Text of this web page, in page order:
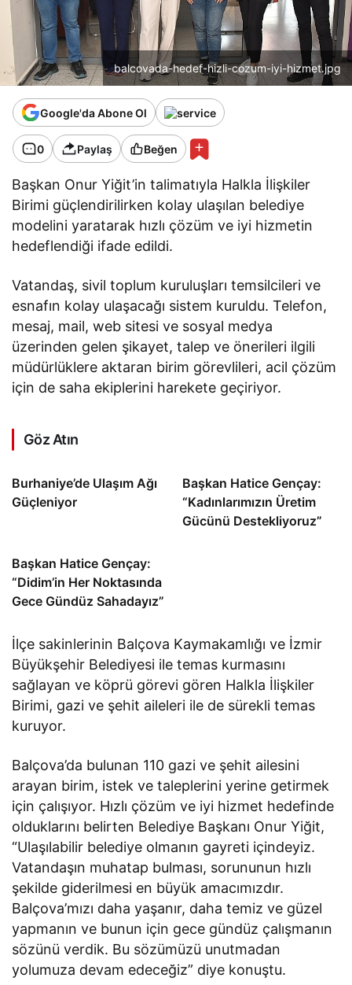
balcovada-hedef-hizli-cozum-iyi-hizmet.jpg
Google'da Abone Ol
0 Paylaş Beğen
Başkan Onur Yiğit’in talimatıyla Halkla İlişkiler
Birimi güçlendirilirken kolay ulaşılan belediye
modelini yaratarak hızlı çözüm ve iyi hizmetin
hedeflendiği ifade edildi.
Vatandaş, sivil toplum kuruluşları temsilcileri ve
esnafın kolay ulaşacağı sistem kuruldu. Telefon,
mesaj, mail, web sitesi ve sosyal medya
üzerinden gelen şikayet, talep ve önerileri ilgili
müdürlüklere aktaran birim görevlileri, acil çözüm
için de saha ekiplerini harekete geçiriyor.
Göz Atın
Burhaniye’de Ulaşım Ağı
Güçleniyor
Başkan Hatice Gençay:
“Kadınlarımızın Üretim
Gücünü Destekliyoruz”
Başkan Hatice Gençay:
“Didim’in Her Noktasında
Gece Gündüz Sahadayız”
İlçe sakinlerinin Balçova Kaymakamlığı ve İzmir
Büyükşehir Belediyesi ile temas kurmasını
sağlayan ve köprü görevi gören Halkla İlişkiler
Birimi, gazi ve şehit aileleri ile de sürekli temas
kuruyor.
Balçova’da bulunan 110 gazi ve şehit ailesini
arayan birim, istek ve taleplerini yerine getirmek
için çalışıyor. Hızlı çözüm ve iyi hizmet hedefinde
olduklarını belirten Belediye Başkanı Onur Yiğit,
“Ulaşılabilir belediye olmanın gayreti içindeyiz.
Vatandaşın muhatap bulması, sorununun hızlı
şekilde giderilmesi en büyük amacımızdır.
Balçova’mızı daha yaşanır, daha temiz ve güzel
yapmanın ve bunun için gece gündüz çalışmanın
sözünü verdik. Bu sözümüzü unutmadan
yolumuza devam edeceğiz” diye konuştu.